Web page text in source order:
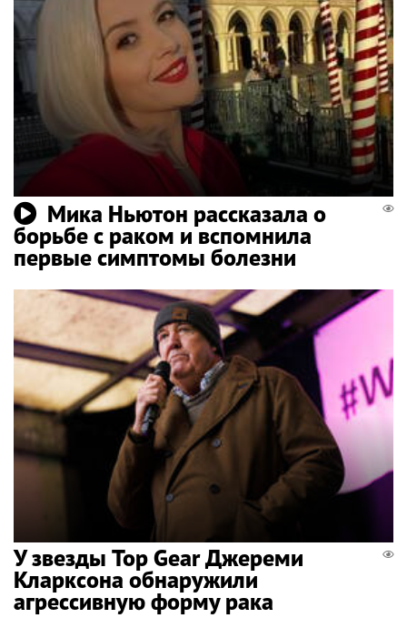
Мика Ньютон рассказала о
борьбе с раком и вспомнила
первые симптомы болезни
У звезды Top Gear Джереми
Кларксона обнаружили
агрессивную форму рака